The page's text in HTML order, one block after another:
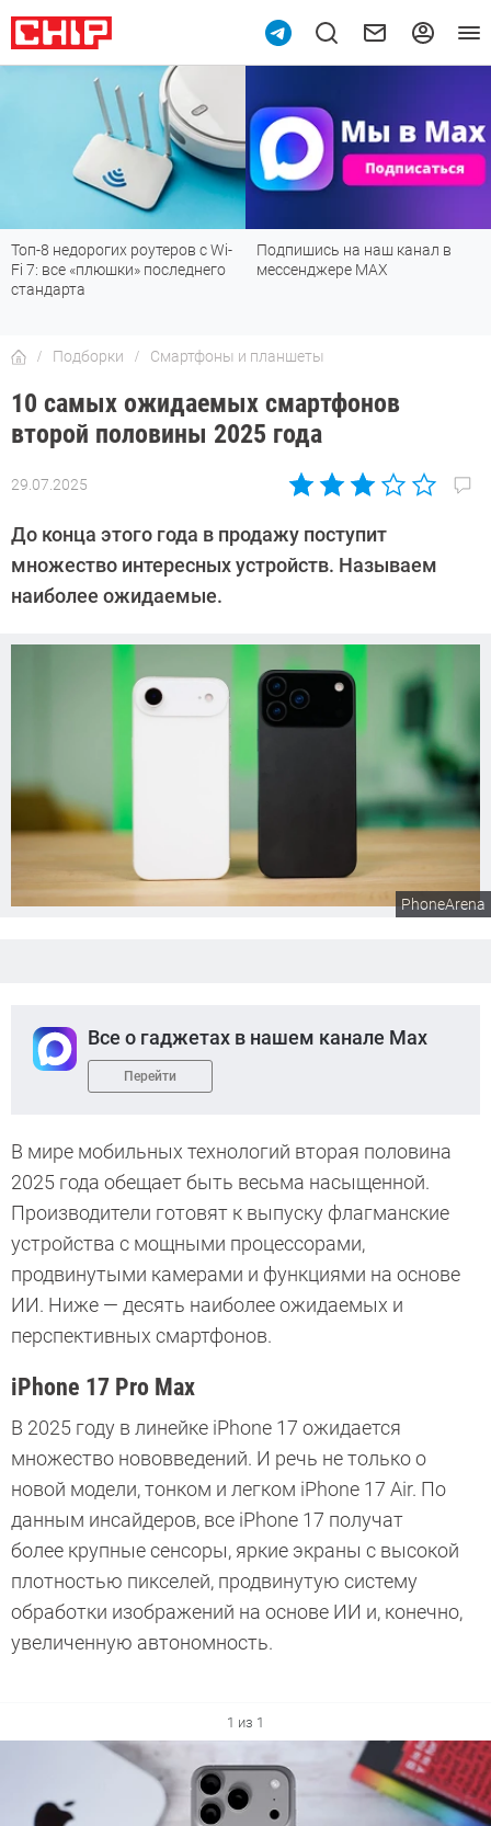
Топ-8 недорогих роутеров с Wi-
Fi 7: все «плюшки» последнего
стандарта
Подпишись на наш канал в
мессенджере МАХ
Подборки Смартфоны и планшеты
10 самых ожидаемых смартфонов
второй половины 2025 года
29.07.2025
Автор:
Калашников
До конца этого года в продажу поступит
множество интересных устройств. Называем
наиболее ожидаемые.
PhoneArena
Все о гаджетах в нашем канале Max
Перейти
В мире мобильных технологий вторая половина
2025 года обещает быть весьма насыщенной.
Производители готовят к выпуску флагманские
устройства с мощными процессорами,
продвинутыми камерами и функциями на основе
ИИ. Ниже — десять наиболее ожидаемых и
перспективных смартфонов.
iPhone 17 Pro Max
В 2025 году в линейке iPhone 17 ожидается
множество нововведений. И речь не только о
новой модели, тонком и легком iPhone 17 Air. По
данным инсайдеров, все iPhone 17 получат
более крупные сенсоры, яркие экраны с высокой
плотностью пикселей, продвинутую систему
обработки изображений на основе ИИ и, конечно,
увеличенную автономность.
1 из 1